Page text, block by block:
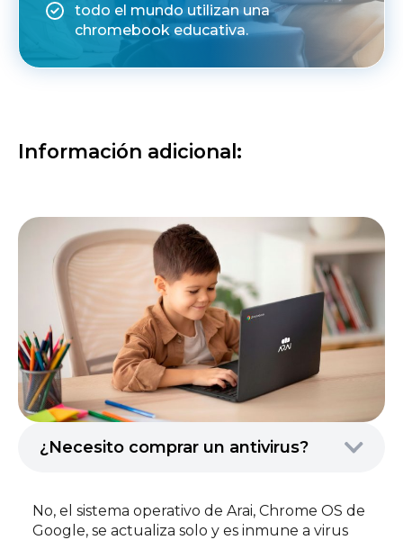
todo el mundo utilizan una
chromebook educativa.
Información adicional:
¿Necesito comprar un antivirus?
No, el sistema operativo de Arai, Chrome OS de
Google, se actualiza solo y es inmune a virus